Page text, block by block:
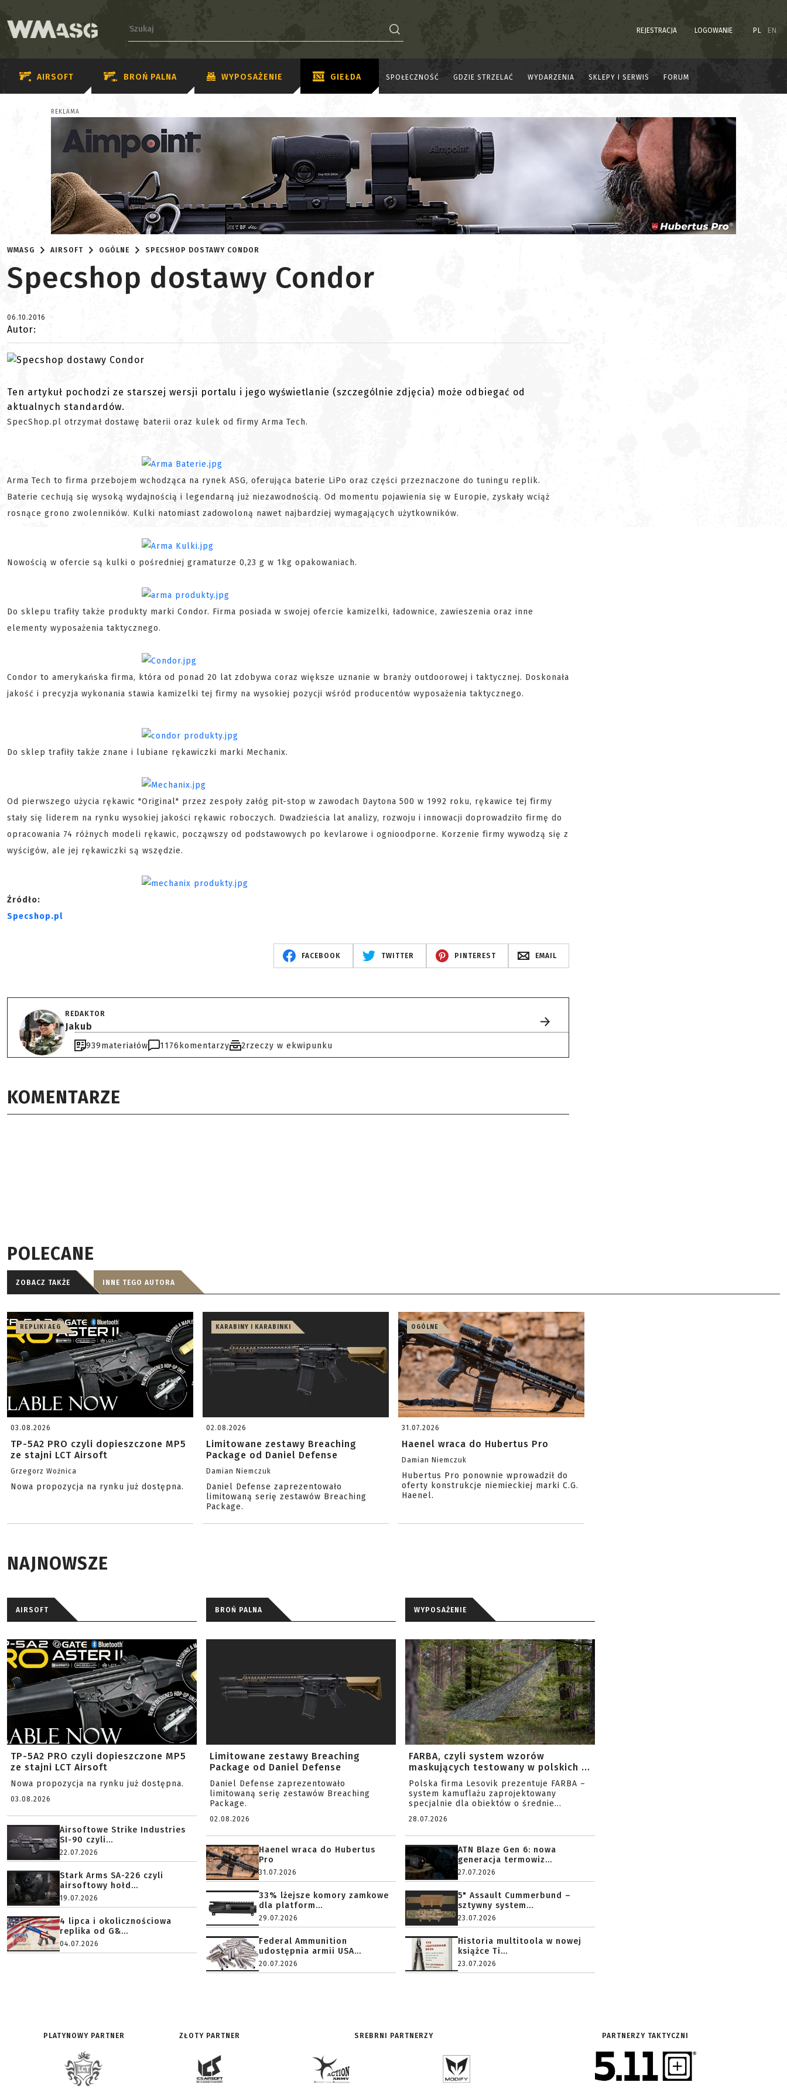
REJESTRACJA LOGOWANIE PL EN
AIRSOFT BROŃ PALNA WYPOSAŻENIE GIEŁDA SPOŁECZNOŚĆ GDZIE STRZELAĆ WYDARZENIA SKLEPY I SERWIS FORUM
REKLAMA
WMASG AIRSOFT OGÓLNE SPECSHOP DOSTAWY CONDOR
Specshop dostawy Condor
06.10.2016
Autor:
Ten artykuł pochodzi ze starszej wersji portalu i jego wyświetlanie (szczególnie zdjęcia) może odbiegać od
aktualnych standardów.
SpecShop.pl otrzymał dostawę baterii oraz kulek od firmy Arma Tech.
Arma Tech to firma przebojem wchodząca na rynek ASG, oferująca baterie LiPo oraz części przeznaczone do tuningu replik.
Baterie cechują się wysoką wydajnością i legendarną już niezawodnością. Od momentu pojawienia się w Europie, zyskały wciąż
rosnące grono zwolenników. Kulki natomiast zadowoloną nawet najbardziej wymagających użytkowników.
Nowością w ofercie są kulki o pośredniej gramaturze 0,23 g w 1kg opakowaniach.
Do sklepu trafiły także produkty marki Condor. Firma posiada w swojej ofercie kamizelki, ładownice, zawieszenia oraz inne
elementy wyposażenia taktycznego.
Condor to amerykańska firma, która od ponad 20 lat zdobywa coraz większe uznanie w branży outdoorowej i taktycznej. Doskonała
jakość i precyzja wykonania stawia kamizelki tej firmy na wysokiej pozycji wśród producentów wyposażenia taktycznego.
Do sklep trafiły także znane i lubiane rękawiczki marki Mechanix.
Od pierwszego użycia rękawic "Original" przez zespoły załóg pit-stop w zawodach Daytona 500 w 1992 roku, rękawice tej firmy
stały się liderem na rynku wysokiej jakości rękawic roboczych. Dwadzieścia lat analizy, rozwoju i innowacji doprowadziło firmę do
opracowania 74 różnych modeli rękawic, począwszy od podstawowych po kevlarowe i ognioodporne. Korzenie firmy wywodzą się z
wyścigów, ale jej rękawiczki są wszędzie.
Źródło:
Specshop.pl
FACEBOOK TWITTER PINTEREST EMAIL
REDAKTOR
Jakub
939materiałów 1176 komentarzy 2rzeczy w ekwipunku
KOMENTARZE
POLECANE
ZOBACZ TAKŻE INNE TEGO AUTORA
REPLIKI AEG
03.08.2026
TP-5A2 PRO czyli dopieszczone MP5
ze stajni LCT Airsoft
Grzegorz Woźnica
Nowa propozycja na rynku już dostępna.
KARABINY I KARABINKI
02.08.2026
Limitowane zestawy Breaching
Package od Daniel Defense
Damian Niemczuk
Daniel Defense zaprezentowało
limitowaną serię zestawów Breaching
Package.
OGÓLNE
31.07.2026
Haenel wraca do Hubertus Pro
Damian Niemczuk
Hubertus Pro ponownie wprowadził do
oferty konstrukcje niemieckiej marki C.G.
Haenel.
NAJNOWSZE
AIRSOFT
TP-5A2 PRO czyli dopieszczone MP5
ze stajni LCT Airsoft
Nowa propozycja na rynku już dostępna.
03.08.2026
Airsoftowe Strike Industries
SI-90 czyli...
22.07.2026
Stark Arms SA-226 czyli
airsoftowy hołd...
19.07.2026
4 lipca i okolicznościowa
replika od G&...
04.07.2026
BROŃ PALNA
Limitowane zestawy Breaching
Package od Daniel Defense
Daniel Defense zaprezentowało
limitowaną serię zestawów Breaching
Package.
02.08.2026
Haenel wraca do Hubertus
Pro
31.07.2026
33% lżejsze komory zamkowe
dla platform...
29.07.2026
Federal Ammunition
udostępnia armii USA...
20.07.2026
WYPOSAŻENIE
FARBA, czyli system wzorów
maskujących testowany w polskich ...
Polska firma Lesovik prezentuje FARBA –
system kamuflażu zaprojektowany
specjalnie dla obiektów o średnie...
28.07.2026
ATN Blaze Gen 6: nowa
generacja termowiz...
27.07.2026
5" Assault Cummerbund –
sztywny system...
23.07.2026
Historia multitoola w nowej
książce Ti...
23.07.2026
PLATYNOWY PARTNER ZŁOTY PARTNER SREBRNI PARTNERZY PARTNERZY TAKTYCZNI